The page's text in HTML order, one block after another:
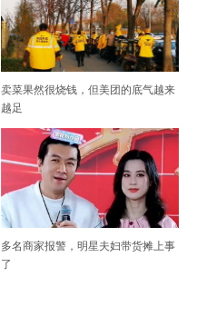
卖菜果然很烧钱，但美团的底气越来
越足
多名商家报警，明星夫妇带货摊上事
了